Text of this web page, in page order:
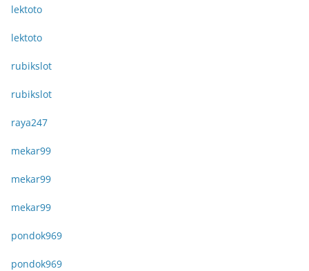
lektoto
lektoto
rubikslot
rubikslot
raya247
mekar99
mekar99
mekar99
pondok969
pondok969